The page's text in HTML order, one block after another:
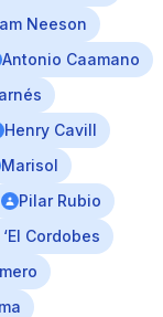
Neeson
Antonio Caamano
Henry Cavill
Marisol
Pilar Rubio
Cordobes